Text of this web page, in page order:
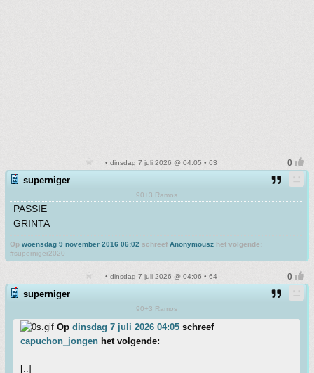
• dinsdag 7 juli 2026 @ 04:05 • 63
superniger
90+3 Ramos
PASSIE
GRINTA
Op woensdag 9 november 2016 06:02 schreef Anonymousz het volgende:
#superniger2020
• dinsdag 7 juli 2026 @ 04:06 • 64
superniger
90+3 Ramos
Op dinsdag 7 juli 2026 04:05 schreef
capuchon_jongen het volgende:
[..]